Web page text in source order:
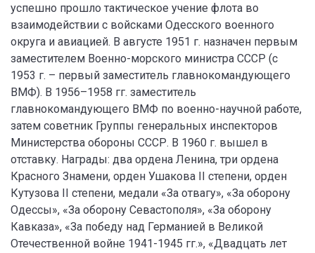
успешно прошло тактическое учение флота во
взаимодействии с войсками Одесского военного
округа и авиацией. В августе 1951 г. назначен первым
заместителем Военно-морского министра СССР (с
1953 г. – первый заместитель главнокомандующего
ВМФ). В 1956–1958 гг. заместитель
главнокомандующего ВМФ по военно-научной работе,
затем советник Группы генеральных инспекторов
Министерства обороны СССР. В 1960 г. вышел в
отставку. Награды: два ордена Ленина, три ордена
Красного Знамени, орден Ушакова II степени, орден
Кутузова II степени, медали «За отвагу», «За оборону
Одессы», «За оборону Севастополя», «За оборону
Кавказа», «За победу над Германией в Великой
Отечественной войне 1941-1945 гг.», «Двадцать лет